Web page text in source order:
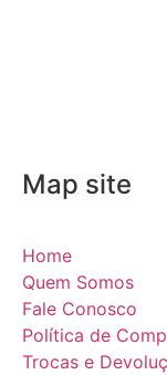
Map site
Home
Quem Somos
Fale Conosco
Política de
Trocas e